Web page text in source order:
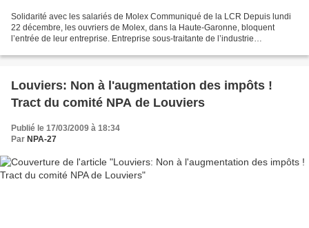
Solidarité avec les salariés de Molex Communiqué de la LCR Depuis lundi
22 décembre, les ouvriers de Molex, dans la Haute-Garonne, bloquent
l’entrée de leur entreprise. Entreprise sous-traitante de l’industrie
Louviers: Non à l'augmentation des impôts !
Tract du comité NPA de Louviers
Publié le 17/03/2009 à 18:34
Par NPA-27